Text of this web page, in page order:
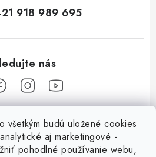
všetkým budú uložené cookies
aj marketingové -
pohodlné používanie webu,
918 989 695